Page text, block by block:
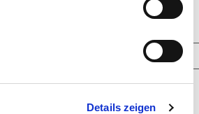
Details zeigen